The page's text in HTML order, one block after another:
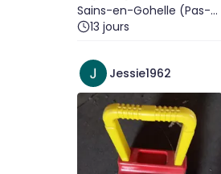
t bébé
Sains-en-Gohelle (Pas-
de-Calais)
13 jours
Jessie1962